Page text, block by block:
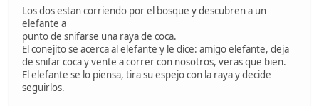
Los dos estan corriendo por el bosque y descubren a un
elefante a
punto de snifarse una raya de coca.
El conejito se acerca al elefante y le dice: amigo elefante, deja
de snifar coca y vente a correr con nosotros, veras que bien.
El elefante se lo piensa, tira su espejo con la raya y decide
seguirlos.